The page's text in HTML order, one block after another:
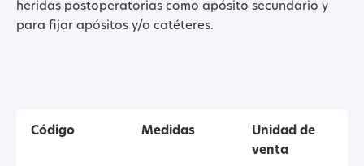
heridas postoperatorias como apósito secundario y
para fijar apósitos y/o catéteres.
Código Medidas
Unidad de
venta